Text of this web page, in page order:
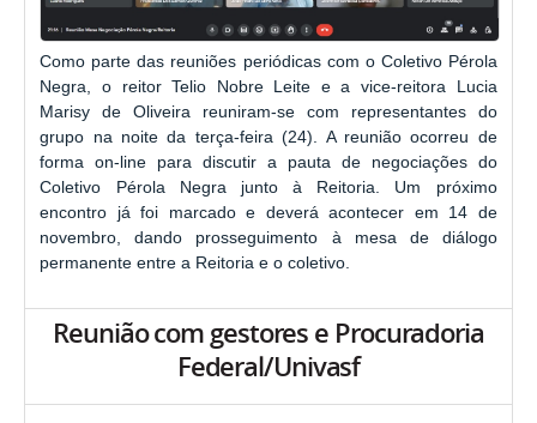
Como parte das reuniões periódicas com o Coletivo Pérola
Negra, o reitor Telio Nobre Leite e a vice-reitora Lucia
Marisy de Oliveira reuniram-se com representantes do
grupo na noite da terça-feira (24). A reunião ocorreu de
forma on-line para discutir a pauta de negociações do
Coletivo Pérola Negra junto à Reitoria. Um próximo
encontro já foi marcado e deverá acontecer em 14 de
novembro, dando prosseguimento à mesa de diálogo
permanente entre a Reitoria e o coletivo.
Reunião com gestores e Procuradoria
Federal/Univasf